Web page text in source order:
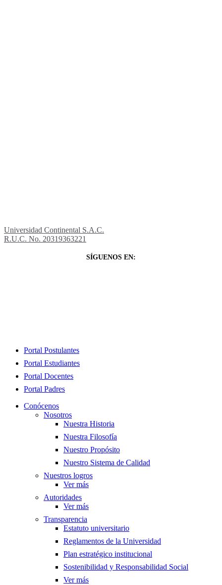
Universidad Continental S.A.C.
R.U.C. No. 20319363221
SÍGUENOS EN:
Close
Portal Postulantes
Portal Estudiantes
Portal Docentes
Portal Padres
Conócenos
Nosotros
Nuestra Historia
Nuestra Filosofía
Nuestro Propósito
Nuestro Sistema de Calidad
Nuestros logros
Ver más
Autoridades
Ver más
Transparencia
Estatuto universitario
Reglamentos de la Universidad
Plan estratégico institucional
Sostenibilidad y Responsabilidad Social
Ver más